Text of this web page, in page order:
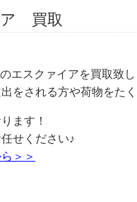
買取
エスクァイアを買取致し
をされる方や荷物をた
ます！
せください♪
＞＞